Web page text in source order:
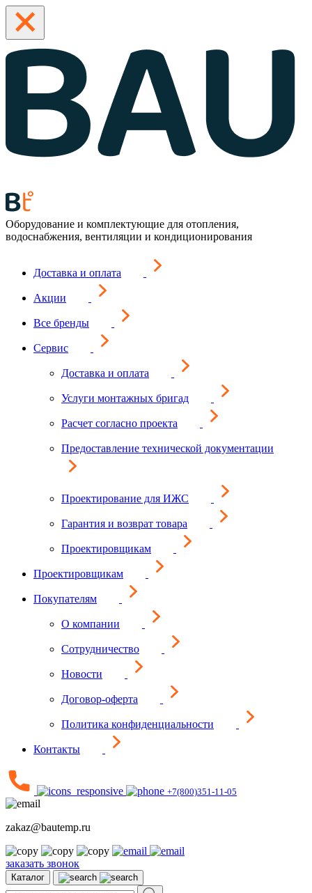
Оборудование и комплектующие для отопления,
водоснабжения, вентиляции и кондиционирования
Доставка и оплата
Акции
Все бренды
Сервис
Доставка и оплата
Услуги монтажных бригад
Расчет согласно проекта
Предоставление технической документации
Проектирование для ИЖС
Гарантия и возврат товара
Проектировщикам
Проектировщикам
Покупателям
О компании
Сотрудничество
Новости
Договор-оферта
Политика конфиденциальности
Контакты
+7(800)351-11-05
zakaz@bautemp.ru
заказать звонок
Каталог